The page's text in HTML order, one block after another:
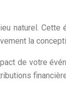
naturel.
la
de votre